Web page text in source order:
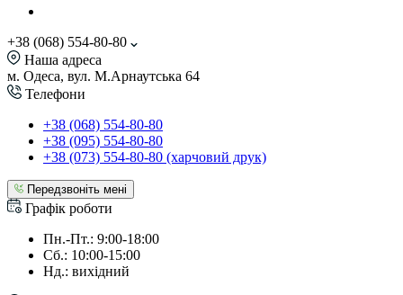
+38 (068) 554-80-80
Наша адреса
м. Одеса, вул. М.Арнаутська 64
Телефони
+38 (068) 554-80-80
+38 (095) 554-80-80
+38 (073) 554-80-80 (харчовий друк)
Передзвоніть мені
Графік роботи
Пн.-Пт.: 9:00-18:00
Сб.: 10:00-15:00
Нд.: вихідний